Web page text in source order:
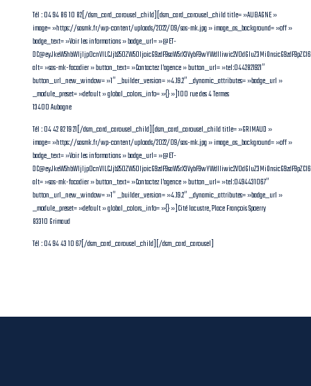
Tél : 04 94 86 10 82[/dsm_card_carousel_child][dsm_card_carousel_child title= »AUBAGNE »
image= »https://sasmk.fr/wp-content/uploads/2022/09/sas-mk.jpg » image_as_background= »off »
badge_text= »Voir les informations » badge_url= »@ET-
alt= »sas-mk-facadier » button_text= »Contactez l’agence » button_url= »tel:0442821921″
button_url_new_window= »1″ _builder_version= »4.19.2″ _dynamic_attributes= »badge_url »
_module_preset= »default » global_colors_info= »{} »]100 rue des 4 Termes
13400 Aubagne
Tél : 04 42 82 19 21[/dsm_card_carousel_child][dsm_card_carousel_child title= »GRIMAUD »
image= »https://sasmk.fr/wp-content/uploads/2022/09/sas-mk.jpg » image_as_background= »off »
badge_text= »Voir les informations » badge_url= »@ET-
alt= »sas-mk-facadier » button_text= »Contactez l’agence » button_url= »tel:0494431067″
button_url_new_window= »1″ _builder_version= »4.19.2″ _dynamic_attributes= »badge_url »
_module_preset= »default » global_colors_info= »{} »]Cité lacustre, Place François Spoerry
83310 Grimaud
Tél : 04 94 43 10 67[/dsm_card_carousel_child][/dsm_card_carousel]